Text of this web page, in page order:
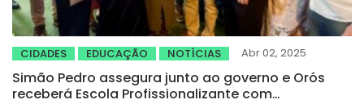
CIDADES EDUCAÇÃO NOTÍCIAS Abr 02, 2025
Simão Pedro assegura junto ao governo e Orós
receberá Escola Profissionalizante com